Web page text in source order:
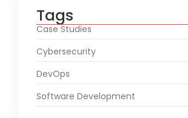
Tags
Case Studies
Cybersecurity
DevOps
Software Development